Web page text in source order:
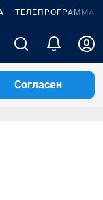
ТЕЛЕПРОГРАММА
Согласен